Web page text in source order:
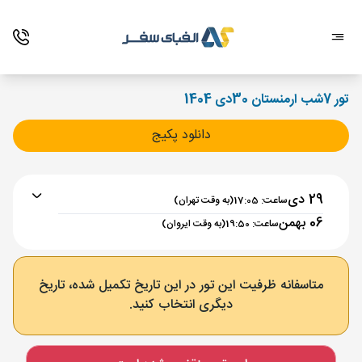
تور 7شب ارمنستان 30دی 1404
دانلود پکیج
29 دی ساعت: 17:05 (به وقت تهران)
06 بهمن ساعت: 19:50 (به وقت ایروان)
برنامه رفت :
فرودگاه بین‌المللی امام خمینی IKA
ایروان , فرودگاه بین‌المللی زوارتنوتس EVN
متاسفانه ظرفیت این تور در این تاریخ تکمیل شده، تاریخ
دیگری انتخاب کنید.